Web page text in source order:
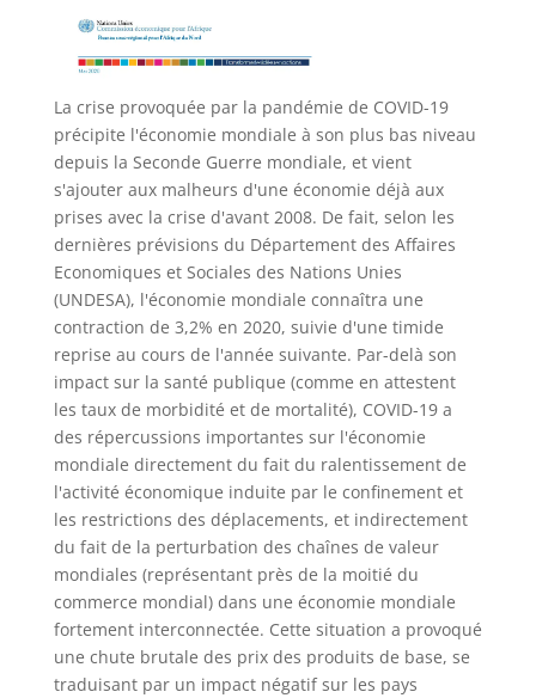
La crise provoquée par la pandémie de COVID-19
précipite l'économie mondiale à son plus bas niveau
depuis la Seconde Guerre mondiale, et vient
s'ajouter aux malheurs d'une économie déjà aux
prises avec la crise d'avant 2008. De fait, selon les
dernières prévisions du Département des Affaires
Economiques et Sociales des Nations Unies
(UNDESA), l'économie mondiale connaîtra une
contraction de 3,2% en 2020, suivie d'une timide
reprise au cours de l'année suivante. Par-delà son
impact sur la santé publique (comme en attestent
les taux de morbidité et de mortalité), COVID-19 a
des répercussions importantes sur l'économie
mondiale directement du fait du ralentissement de
l'activité économique induite par le confinement et
les restrictions des déplacements, et indirectement
du fait de la perturbation des chaînes de valeur
mondiales (représentant près de la moitié du
commerce mondial) dans une économie mondiale
fortement interconnectée. Cette situation a provoqué
une chute brutale des prix des produits de base, se
traduisant par un impact négatif sur les pays